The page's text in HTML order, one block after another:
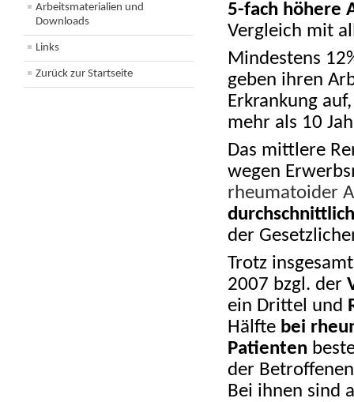
Arbeitsmaterialien und
Downloads
Links
Zurück zur Startseite
5-fach höhere
Vergleich mit
Mindestens
geben ihren
Erkrankung
mehr als 10
Das mittlere
wegen
rheumatoider
der
Trotz
2007 bzgl. der
ein Drittel und
Hälfte bei
Patienten
der
Bei ihnen sind